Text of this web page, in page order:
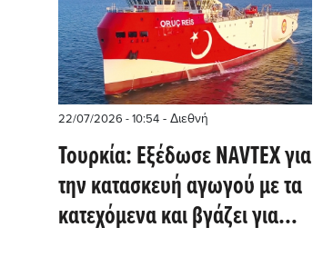
22/07/2026 - 10:54 - Διεθνή
Τουρκία: Εξέδωσε NAVTEX για
την κατασκευή αγωγού με τα
κατεχόμενα και βγάζει για